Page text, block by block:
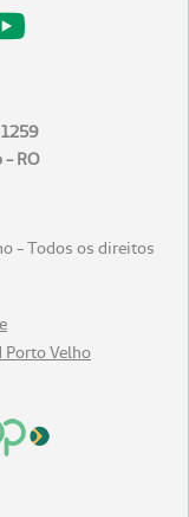
1259
- RO
- Todos os direitos
Porto Velho